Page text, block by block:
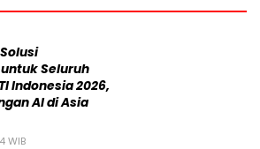
Seluruh
Indonesia 2026,
AI di Asia
WIB